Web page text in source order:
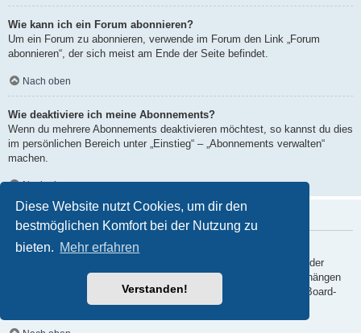
Diese Website nutzt Cookies, um dir den
bestmöglichen Komfort bei der Nutzung zu
bieten. Mehr erfahren
Verstanden!
Wie kann ich ein Forum abonnieren?
Um ein Forum zu abonnieren, verwende im Forum den Link „Forum
abonnieren“, der sich meist am Ende der Seite befindet.
Nach oben
Wie deaktiviere ich meine Abonnements?
Wenn du mehrere Abonnements deaktivieren möchtest, so kannst du dies
im persönlichen Bereich unter „Einstieg“ – „Abonnements verwalten“
machen.
Nach oben
Dateianhänge
Welche Dateianhänge sind in diesem Forum zulässig?
Die Board-Administration kann bestimmte Dateitypen zulassen oder
verbieten. Falls du dir nicht sicher bist, welche Dateitypen du anhängen
kannst und du Unterstützung benötigst, wende dich bitte an die Board-